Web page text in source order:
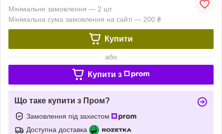
Мінімальне замовлення — 2 шт.
Мінімальна сума замовлення на сайті — 200 ₴
Купити
або
Купити з
Що таке купити з Пром?
Замовлення під захистом
Доступна доставка